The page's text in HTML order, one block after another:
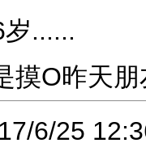
......
摸O昨天
6/25